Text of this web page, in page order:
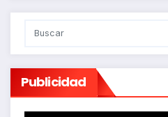
Publicidad